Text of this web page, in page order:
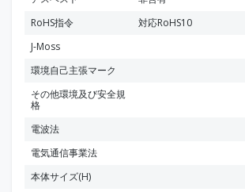
RoHS指令
対応RoHS10
J-Moss
環境自己主張マーク
その他環境及び安全規
格
電波法
電気通信事業法
本体サイズ(H)